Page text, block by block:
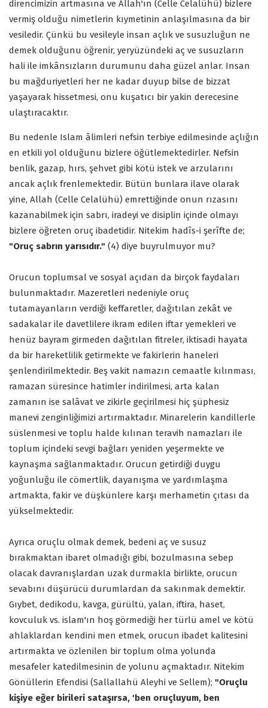
direncimizin artmasına ve Allah'ın (Celle Celalühü) bizlere
vermiş olduğu nimetlerin kıymetinin anlaşılmasına da bir
vesiledir. Çünkü bu vesileyle insan açlık ve susuzluğun ne
demek olduğunu öğrenir, yeryüzündeki aç ve susuzların
hali ile imkânsızların durumunu daha güzel anlar. Insan
bu mağduriyetleri her ne kadar duyup bilse de bizzat
yaşayarak hissetmesi, onu kuşatıcı bir yakin derecesine
ulaştıracaktır.
Bu nedenle Islam âlimleri nefsin terbiye edilmesinde açlığın
en etkili yol olduğunu bizlere öğütlemektedirler. Nefsin
benlik, gazap, hırs, şehvet gibi kötü istek ve arzularını
ancak açlık frenlemektedir. Bütün bunlara ilave olarak
yine, Allah (Celle Celalühü) emrettiğinde onun rızasını
kazanabilmek için sabrı, iradeyi ve disiplin içinde olmayı
bizlere öğreten oruç ibadetidir. Nitekim hadîs-i şerîfte de;
"Oruç sabrın yarısıdır." (4) diye buyrulmuyor mu?
Orucun toplumsal ve sosyal açıdan da birçok faydaları
bulunmaktadır. Mazeretleri nedeniyle oruç
tutamayanların verdiği keffaretler, dağıtılan zekât ve
sadakalar ile davetlilere ikram edilen iftar yemekleri ve
henüz bayram girmeden dağıtılan fitreler, iktisadi hayata
da bir hareketlilik getirmekte ve fakirlerin haneleri
şenlendirilmektedir. Beş vakit namazın cemaatle kılınması,
ramazan süresince hatimler indirilmesi, arta kalan
zamanın ise salâvat ve zikirle geçirilmesi hiç şüphesiz
manevi zenginliğimizi artırmaktadır. Minarelerin kandillerle
süslenmesi ve toplu halde kılınan teravih namazları ile
toplum içindeki sevgi bağları yeniden yeşermekte ve
kaynaşma sağlanmaktadır. Orucun getirdiği duygu
yoğunluğu ile cömertlik, dayanışma ve yardımlaşma
artmakta, fakir ve düşkünlere karşı merhametin çıtası da
yükselmektedir.
Ayrıca oruçlu olmak demek, bedeni aç ve susuz
bırakmaktan ibaret olmadığı gibi, bozulmasına sebep
olacak davranışlardan uzak durmakla birlikte, orucun
sevabını düşürücü durumlardan da sakınmak demektir.
Gıybet, dedikodu, kavga, gürültü, yalan, iftira, haset,
kovculuk vs. islam'ın hoş görmediği her türlü amel ve kötü
ahlaklardan kendini men etmek, orucun ibadet kalitesini
artırmakta ve özlenilen bir toplum olma yolunda
mesafeler katedilmesinin de yolunu açmaktadır. Nitekim
Gönüllerin Efendisi (Sallallahü Aleyhi ve Sellem); "Oruçlu
kişiye eğer birileri sataşırsa, 'ben oruçluyum, ben